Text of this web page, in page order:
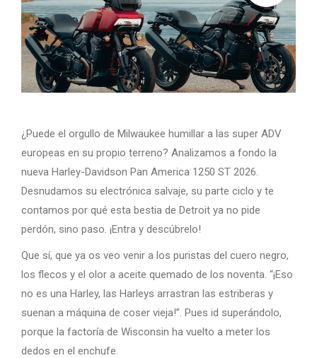
¿Puede el orgullo de Milwaukee humillar a las super ADV
europeas en su propio terreno? Analizamos a fondo la
nueva Harley-Davidson Pan America 1250 ST 2026.
Desnudamos su electrónica salvaje, su parte ciclo y te
contamos por qué esta bestia de Detroit ya no pide
perdón, sino paso. ¡Entra y descúbrelo!
Que sí, que ya os veo venir a los puristas del cuero negro,
los flecos y el olor a aceite quemado de los noventa. “¡Eso
no es una Harley, las Harleys arrastran las estriberas y
suenan a máquina de coser vieja!”. Pues id superándolo,
porque la factoría de Wisconsin ha vuelto a meter los
dedos en el enchufe.